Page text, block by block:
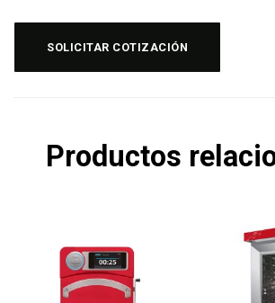
SOLICITAR COTIZACIÓN
Productos